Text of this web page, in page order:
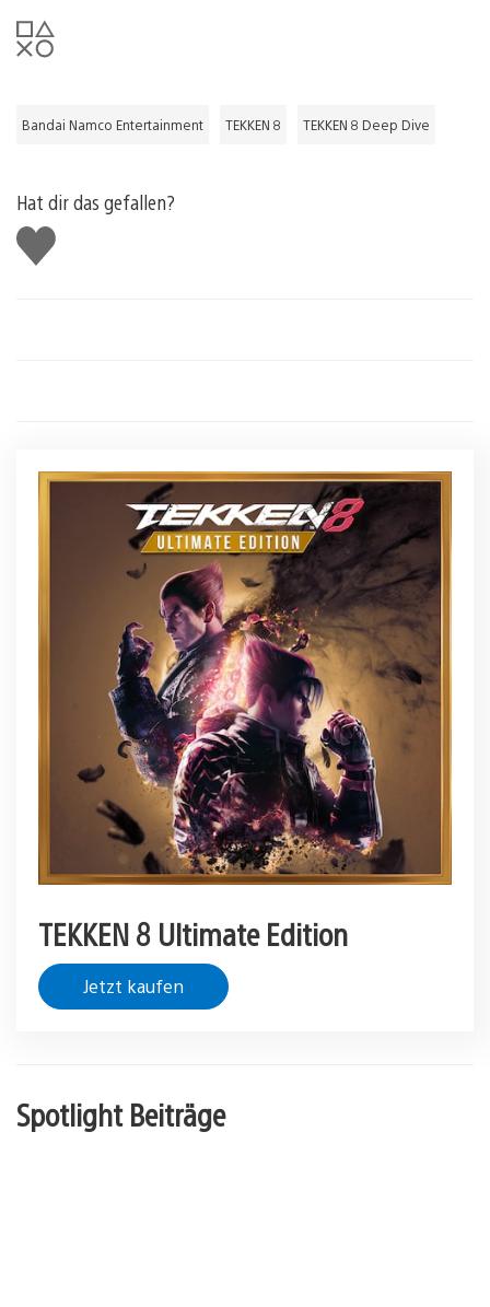
Bandai Namco Entertainment TEKKEN 8 TEKKEN 8 Deep Dive
Hat dir das gefallen?
Gefällt
mir
TEKKEN 8 Ultimate Edition
Jetzt kaufen
Spotlight Beiträge